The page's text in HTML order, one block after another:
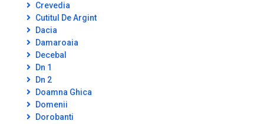
Crevedia
Cutitul De Argint
Dacia
Damaroaia
Decebal
Dn 1
Dn 2
Doamna Ghica
Domenii
Dorobanti